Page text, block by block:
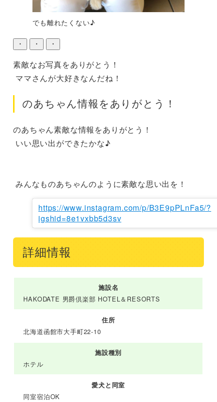
でも離れたくない♪
・ ・ ・
素敵なお写真をありがとう！
ママさんが大好きなんだね！
のあちゃん情報をありがとう！
のあちゃん素敵な情報をありがとう！
みんなものあちゃんのように素敵な思い出を！
https://www.instagram.com/p/B3E9pPLnFa5/?
igshid=8e1vxbb5d3sv
詳細情報
施設名
HAKODATE 男爵倶楽部 HOTEL＆RESORTS
住所
北海道函館市大手町22-10
施設種別
ホテル
愛犬と同室
同室宿泊OK